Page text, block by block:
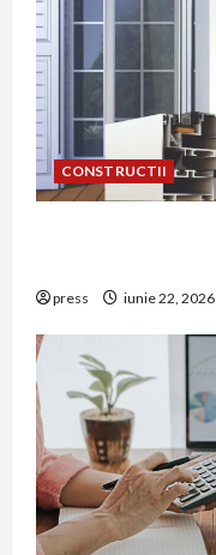
CONSTRUCTII
press iunie 22, 2026